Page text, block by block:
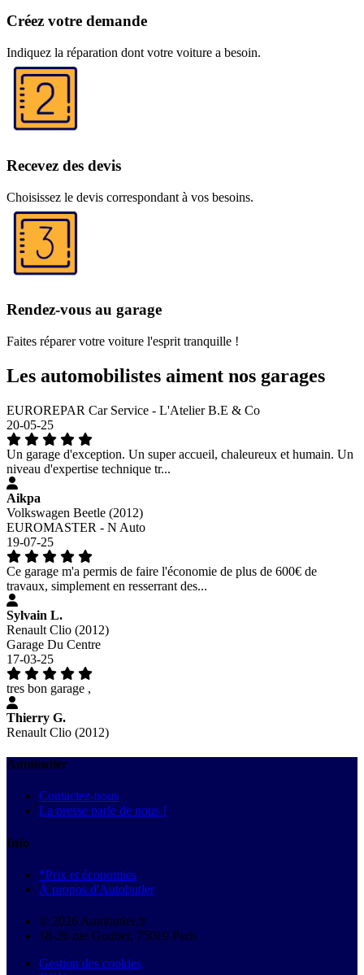
Créez votre demande
Indiquez la réparation dont votre voiture a besoin.
Recevez des devis
Choisissez le devis correspondant à vos besoins.
Rendez-vous au garage
Faites réparer votre voiture l'esprit tranquille !
Les automobilistes aiment nos garages
EUROREPAR Car Service - L'Atelier B.E & Co
20-05-25
Un garage d'exception. Un super accueil, chaleureux et humain. Un
niveau d'expertise technique tr...
Aikpa
Volkswagen Beetle (2012)
EUROMASTER - N Auto
19-07-25
Ce garage m'a permis de faire l'économie de plus de 600€ de
travaux, simplement en resserrant des...
Sylvain L.
Renault Clio (2012)
Garage Du Centre
17-03-25
tres bon garage ,
Thierry G.
Renault Clio (2012)
Autobutler
Contactez-nous
La presse parle de nous !
Info
*Prix et économies
À propos d'Autobutler
© 2026 Autobutler.fr
18-26 rue Goubet, 75019 Paris
Gestion des cookies